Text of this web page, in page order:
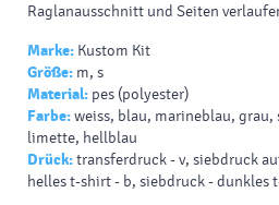
Raglanausschnitt und Seiten
Marke: Kustom Kit
Größe: m, s
Material: pes (polyester)
Farbe:weiss, blau, marineblau, grau,
limette, hellblau
Drück:transferdruck - v, siebdruck
helles t-shirt - b, siebdruck - dunkles